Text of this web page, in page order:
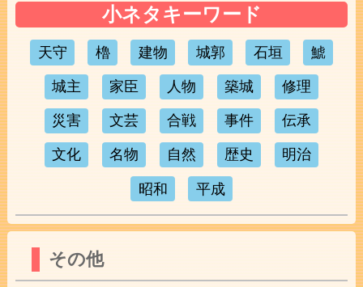
小ネタキーワード
天守 櫓 建物 城郭 石垣 鯱
城主 家臣 人物 築城 修理
災害 文芸 合戦 事件 伝承
文化 名物 自然 歴史 明治
昭和 平成
その他